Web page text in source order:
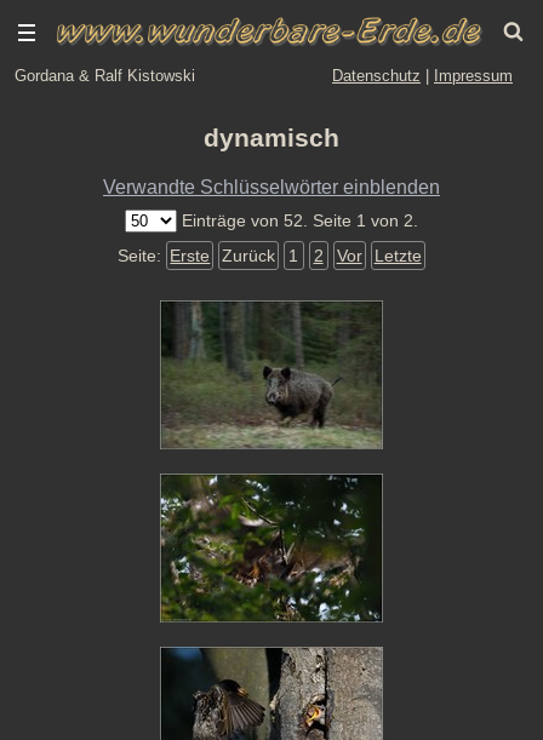
Gordana & Ralf Kistowski Datenschutz Impressum
dynamisch
Verwandte Schlüsselwörter einblenden
Einträge von 52. Seite 1 von 2.
Seite: Erste Zurück 1 2 Vor Letzte